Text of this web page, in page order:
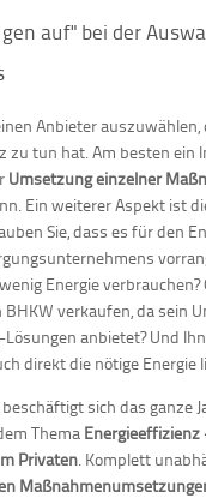
auf" bei der
Anbieter auszuwählen,
zu tun hat. Am besten ein
Umsetzung einzelner
Ein weiterer Aspekt ist
Sie, dass es für den
Energie verbrauchen?
BHKW verkaufen, da sein
anbietet? Und
direkt die nötige Energie
beschäftigt sich das ganze
Thema Energieeffizienz
Privaten. Komplett